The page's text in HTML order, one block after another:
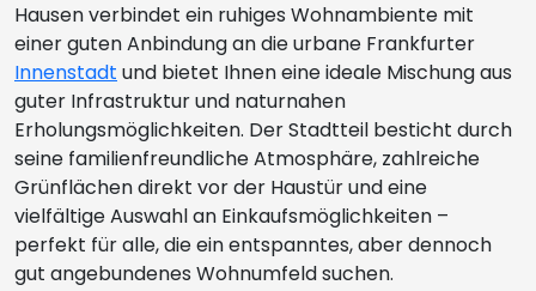
Hausen verbindet ein ruhiges Wohnambiente mit
einer guten Anbindung an die urbane Frankfurter
Innenstadt und bietet Ihnen eine ideale Mischung aus
guter Infrastruktur und naturnahen
Erholungsmöglichkeiten. Der Stadtteil besticht durch
seine familienfreundliche Atmosphäre, zahlreiche
Grünflächen direkt vor der Haustür und eine
vielfältige Auswahl an Einkaufsmöglichkeiten –
perfekt für alle, die ein entspanntes, aber dennoch
gut angebundenes Wohnumfeld suchen.